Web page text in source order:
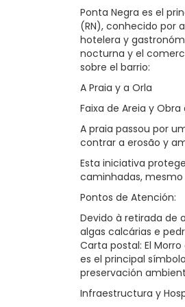
Ponta Negra es el
(RN), conhecido por
hotelera y
nocturna y el
sobre el barrio:
A Praia y a Orla
Faixa de Areia y Obra
A praia passou por
contrar a erosão y
Esta iniciativa
caminhadas,
Pontos de Atención:
Devido à retirada de
algas calcárias e
Carta postal: El
es el principal
preservación
Infraestructura y